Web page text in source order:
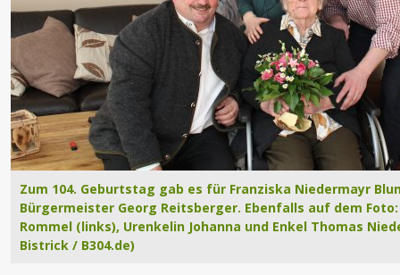
Zum 104. Geburtstag gab es für Franziska Niedermayr
Bürgermeister Georg Reitsberger. Ebenfalls auf dem
Rommel (links), Urenkelin Johanna und Enkel Thomas
Bistrick / B304.de)